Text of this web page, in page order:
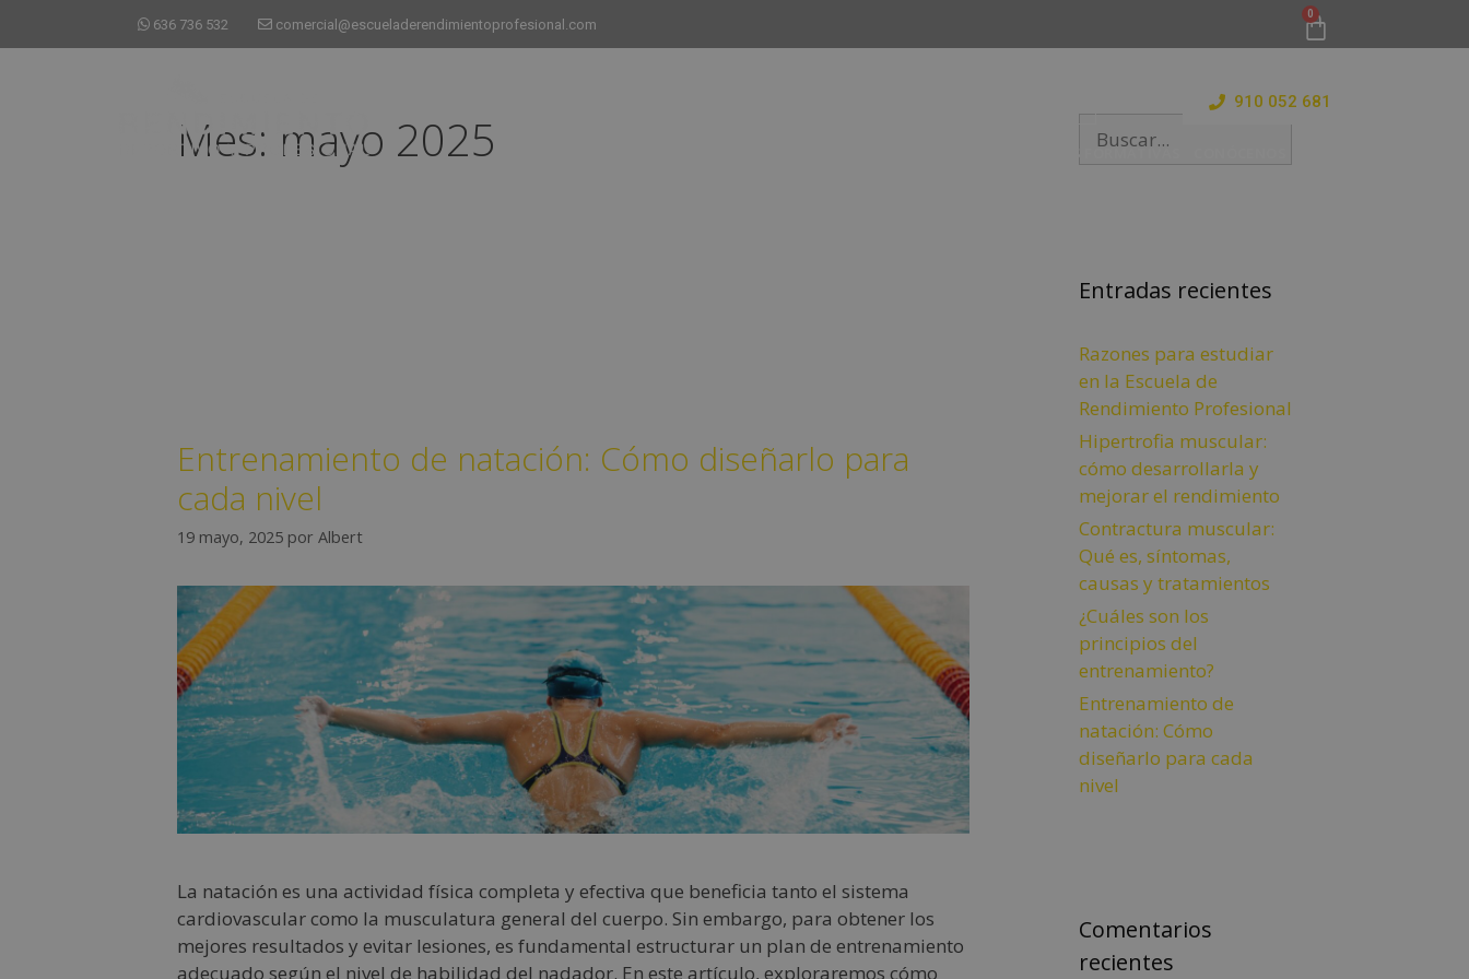
636 736 532 comercial@escueladerendimientoprofesional.com
910 052 681
EMPLEO Y ESTANCIAS FORMATIVAS
Mes: mayo 2025
Entrenamiento de natación: Cómo diseñarlo para
cada nivel
19 mayo, 2025 por Albert
La natación es una actividad física completa y efectiva que beneficia tanto el sistema
cardiovascular como la musculatura general del cuerpo. Sin embargo, para obtener los
mejores resultados y evitar lesiones, es fundamental estructurar un plan de entrenamiento
adecuado según el nivel de habilidad del nadador. En este artículo, exploraremos cómo
Entradas recientes
Razones para estudiar
en la Escuela de
Rendimiento Profesional
Hipertrofia muscular:
cómo desarrollarla y
mejorar el rendimiento
Contractura muscular:
Qué es, síntomas,
causas y tratamientos
¿Cuáles son los
principios del
entrenamiento?
Entrenamiento de
natación: Cómo
diseñarlo para cada
nivel
Comentarios
recientes